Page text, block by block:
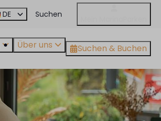
DE
Über uns Suchen & Buchen